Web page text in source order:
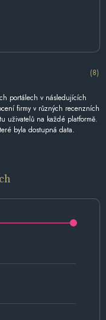
(8)
portálech v následujících
firmy v různých recenzních
uživatelů na každé platformě.
byla dostupná data.